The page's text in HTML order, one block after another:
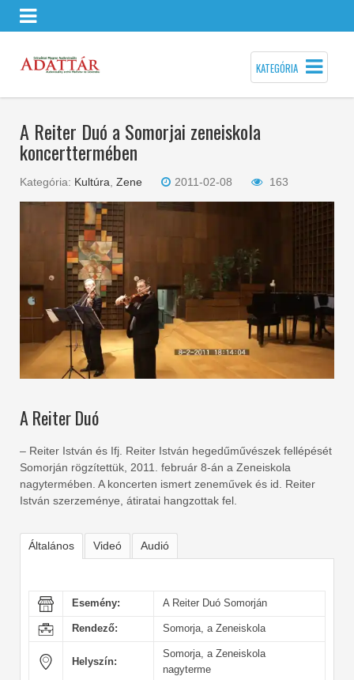
KATEGÓRIA
A Reiter Duó a Somorjai zeneiskola
koncerttermében
Kategória: Kultúra Zene 2011-02-08 163
A Reiter Duó
– Reiter István és Ifj. Reiter István hegedűművészek fellépését
Somorján rögzítettük, 2011. február 8-án a Zeneiskola
nagytermében. A koncerten ismert zeneművek és id. Reiter
István szerzeménye, átiratai hangzottak fel.
Általános Videó Audió
Esemény: A Reiter Duó Somorján
Rendező: Somorja, a Zeneiskola
Helyszín:
Somorja, a Zeneiskola
nagyterme